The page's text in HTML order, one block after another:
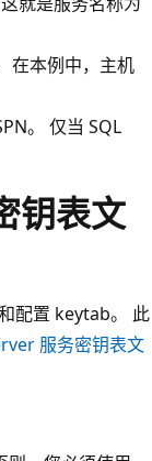
在本例中，主机
。 仅当 SQL
钥表文
配置 keytab。 此
服务密钥表文